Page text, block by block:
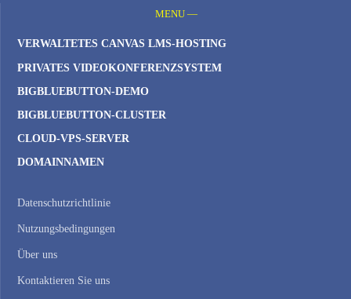
MENU —
VERWALTETES CANVAS LMS-HOSTING
PRIVATES VIDEOKONFERENZSYSTEM
BIGBLUEBUTTON-DEMO
BIGBLUEBUTTON-CLUSTER
CLOUD-VPS-SERVER
DOMAINNAMEN
Datenschutzrichtlinie
Nutzungsbedingungen
Über uns
Kontaktieren Sie uns